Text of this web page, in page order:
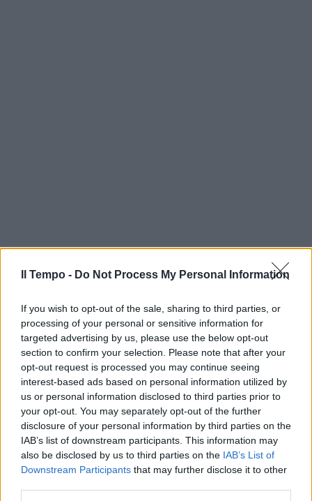
Il Tempo - Do Not Process My Personal Information
If you wish to opt-out of the sale, sharing to third parties, or
processing of your personal or sensitive information for
targeted advertising by us, please use the below opt-out
section to confirm your selection. Please note that after your
opt-out request is processed you may continue seeing
interest-based ads based on personal information utilized by
us or personal information disclosed to third parties prior to
your opt-out. You may separately opt-out of the further
disclosure of your personal information by third parties on the
IAB’s list of downstream participants. This information may
also be disclosed by us to third parties on the IAB’s List of
Downstream Participants that may further disclose it to other
In evidenza